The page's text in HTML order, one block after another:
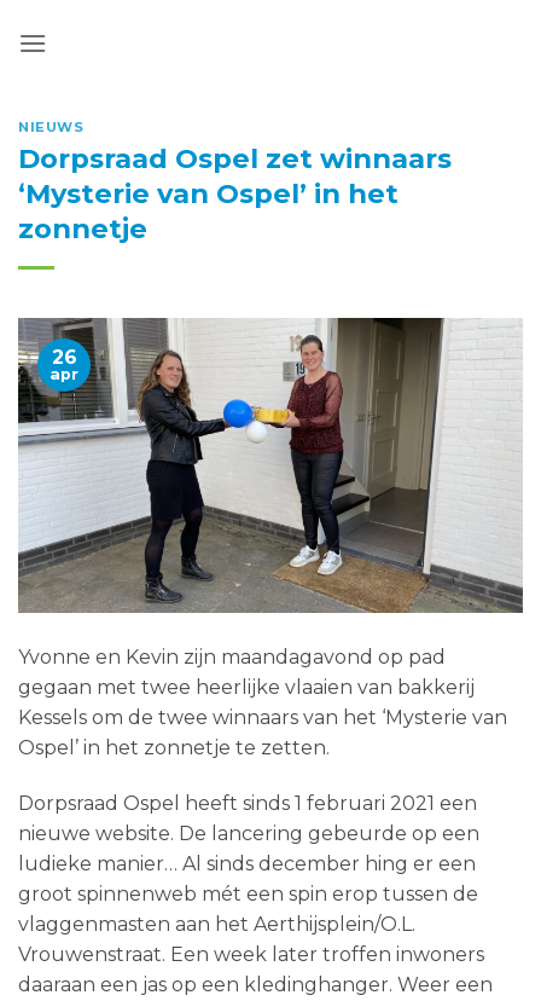
naar
NIEUWS
Dorpsraad Ospel zet winnaars
‘Mysterie van Ospel’ in het
zonnetje
26
apr
Yvonne en Kevin zijn maandagavond op pad
gegaan met twee heerlijke vlaaien van bakkerij
Kessels om de twee winnaars van het ‘Mysterie van
Ospel’ in het zonnetje te zetten.
Dorpsraad Ospel heeft sinds 1 februari 2021 een
nieuwe website. De lancering gebeurde op een
ludieke manier… Al sinds december hing er een
groot spinnenweb mét een spin erop tussen de
vlaggenmasten aan het Aerthijsplein/O.L.
Vrouwenstraat. Een week later troffen inwoners
daaraan een jas op een kledinghanger. Weer een